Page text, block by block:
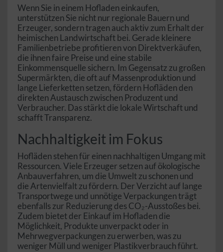
Wenn Sie in einem Hofladen einkaufen,
unterstützen Sie nicht nur regionale Bauern und
Erzeuger, sondern tragen auch aktiv zum Erhalt der
heimischen Landwirtschaft bei. Gerade kleinere
Familienbetriebe profitieren von Direktverkäufen,
die ihnen faire Preise und eine stabile
Einkommensquelle sichern. Im Gegensatz zu großen
Supermärkten, die oft auf Massenproduktion und
lange Lieferketten setzen, fördern Hofläden den
direkten Austausch zwischen Produzent und
Verbraucher. Das stärkt die lokale Wirtschaft und
schafft Transparenz.
Nachhaltigkeit im Fokus
Hofläden stehen für einen nachhaltigen Umgang mit
Ressourcen. Viele Erzeuger setzen auf ökologische
Anbauverfahren, um die Umwelt zu schonen und
die Artenvielfalt zu fördern. Der Verzicht auf lange
Transportwege und unnötige Verpackungen trägt
ebenfalls zur Reduzierung des CO₂-Ausstoßes bei.
Zudem bietet der Einkauf im Hofladen die
Möglichkeit, Produkte unverpackt oder in
Mehrwegverpackungen zu erwerben, was zu
weniger Müll und weniger Plastikverbrauch führt.